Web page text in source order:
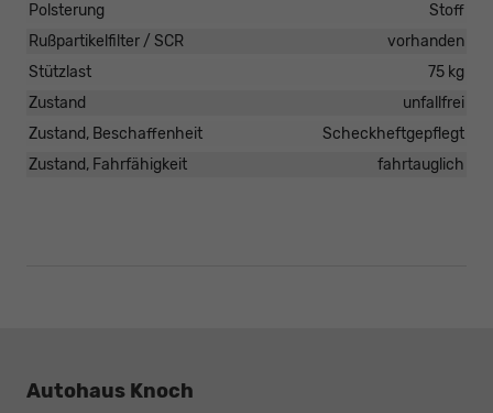
Polsterung
Stoff
Rußpartikelfilter / SCR
vorhanden
Stützlast
75 kg
Zustand
unfallfrei
Zustand, Beschaffenheit
Scheckheftgepflegt
Zustand, Fahrfähigkeit
fahrtauglich
Autohaus Knoch